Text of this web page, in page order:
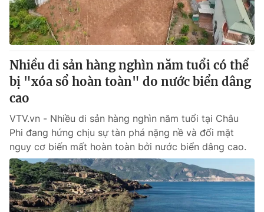
Nhiều di sản hàng nghìn năm tuổi có thể
bị "xóa sổ hoàn toàn" do nước biển dâng
cao
VTV.vn - Nhiều di sản hàng nghìn năm tuổi tại Châu
Phi đang hứng chịu sự tàn phá nặng nề và đối mặt
nguy cơ biến mất hoàn toàn bởi nước biển dâng cao.